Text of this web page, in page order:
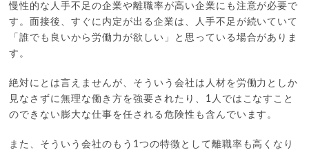
慢性的な人手不足の企業や離職率が高い企業にも注意が必要で
す。面接後、すぐに内定が出る企業は、人手不足が続いていて
「誰でも良いから労働力が欲しい」と思っている場合がありま
す。
絶対にとは言えませんが、そういう会社は人材を労働力としか
見なさずに無理な働き方を強要されたり、1人ではこなすこと
のできない膨大な仕事を任される危険性も含んでいます。
また、そういう会社のもう1つの特徴として離職率も高くなり